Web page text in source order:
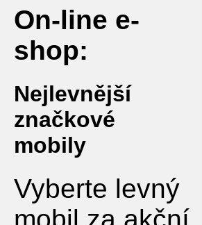
On-line e-
shop:
Nejlevnější
značkové
mobily
Vyberte levný